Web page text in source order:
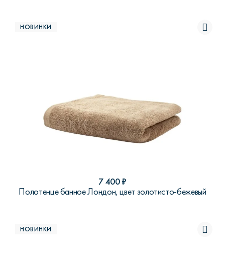
НОВИНКИ
7 400₽
Полотенце банное Лондон, цвет золотисто-бежевый
НОВИНКИ